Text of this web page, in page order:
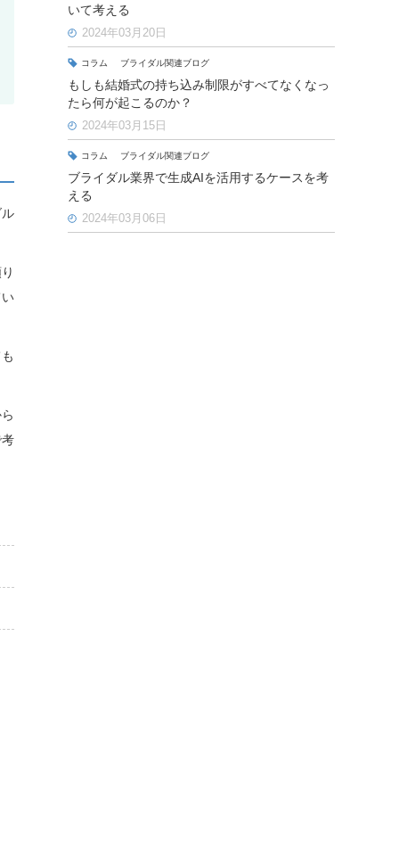
いて考える
2024年03月20日
コラム ブライダル関連ブログ
もしも結婚式の持ち込み制限がすべてなくなっ
たら何が起こるのか？
2024年03月15日
コラム ブライダル関連ブログ
ブライダル業界で生成AIを活用するケースを考
える
2024年03月06日